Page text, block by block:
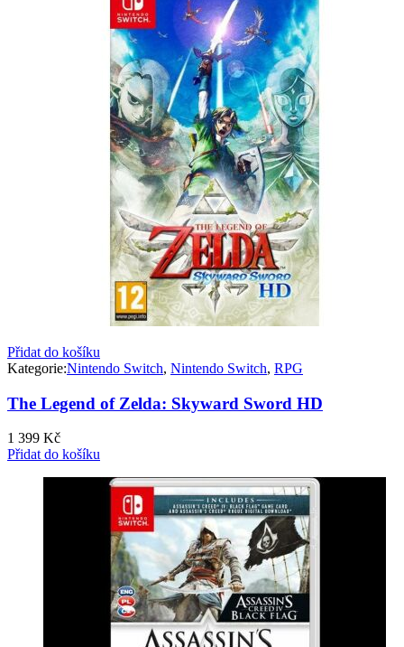
Přidat do košíku
Kategorie:Nintendo Switch, Nintendo Switch, RPG
The Legend of Zelda: Skyward Sword HD
1 399 Kč
Přidat do košíku